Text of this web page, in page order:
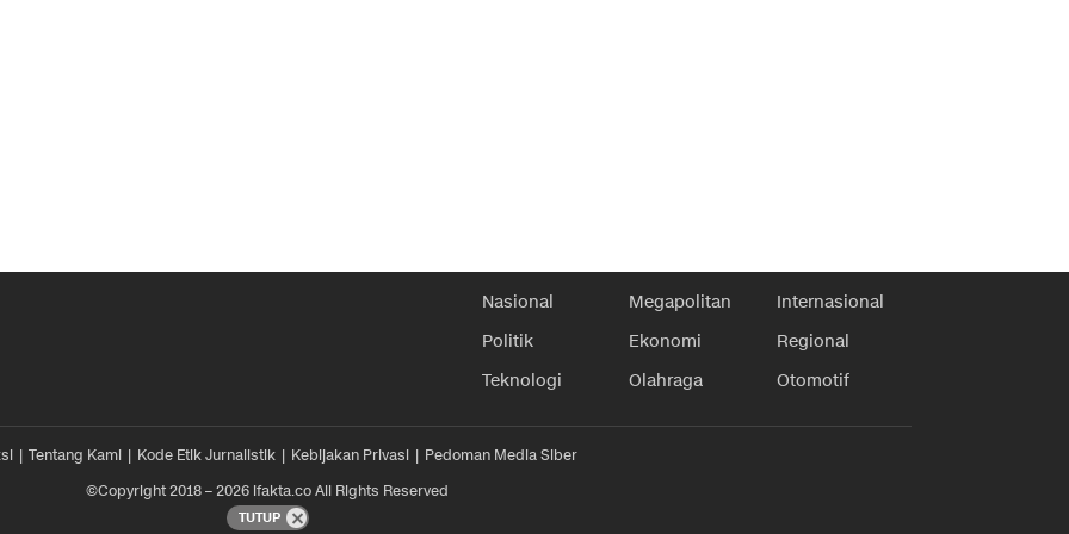
Nasional Megapolitan
Internasional
Politik
Ekonomi
Regional
Teknologi
Olahraga Otomotif
Tentang Kami Kode Etik Jurnalistik Kebijakan Privasi
Pedoman Media Siber
©Copyright 2018 – 2026 ifakta.co All Rights Reserved
TUTUP